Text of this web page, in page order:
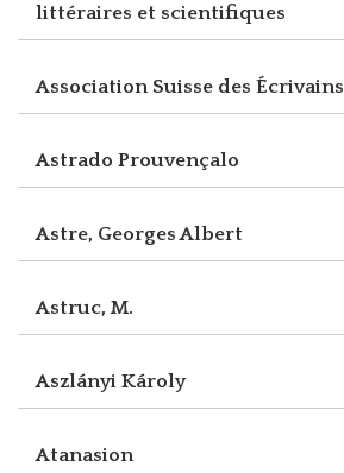
littéraires et scientifiques
Association Suisse des Écrivains
Astrado Prouvençalo
Astre, Georges Albert
Astruc, M.
Aszlányi Károly
Atanasion